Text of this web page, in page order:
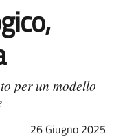
per un modello
26 Giugno 2025